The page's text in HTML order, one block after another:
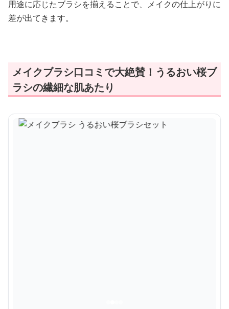
用途に応じたブラシを揃えることで、メイクの仕上がりに
差が出てきます。
メイクブラシ口コミで大絶賛！うるおい桜ブ
ラシの繊細な肌あたり